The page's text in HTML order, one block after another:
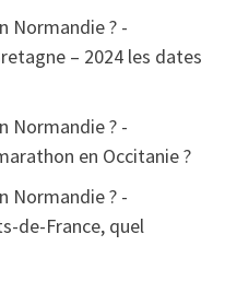
Normandie ? -
– 2024 les dates
Normandie ? -
en Occitanie ?
Normandie ? -
de-France, quel